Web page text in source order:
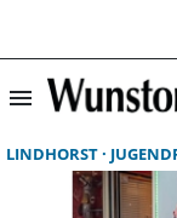
menu
LINDHORST